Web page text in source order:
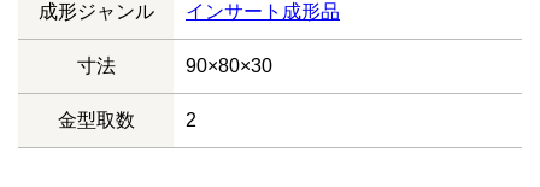
成形ジャンル インサート成形品
寸法 90×80×30
金型取数 2